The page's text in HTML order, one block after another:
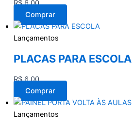
R$6,00
Comprar
Lançamentos
PLACAS PARA ESCOLA
R$6,00
Comprar
Lançamentos